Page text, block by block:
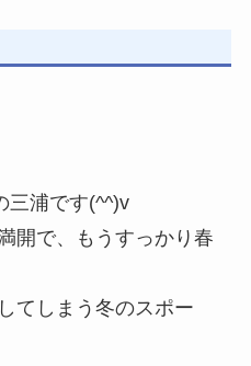
三浦です(^^)v
開で、もうすっかり春
てしまう冬のスポー